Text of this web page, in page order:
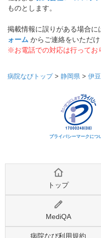
ものとします。
掲載情報に誤りがある場合に
ォーム からご連絡をいただ
※お電話での対応は行ってお
病院なびトップ> 静岡県 > 伊
プライバシーマークにつ
トップ
MediQA
病院なび利用規約